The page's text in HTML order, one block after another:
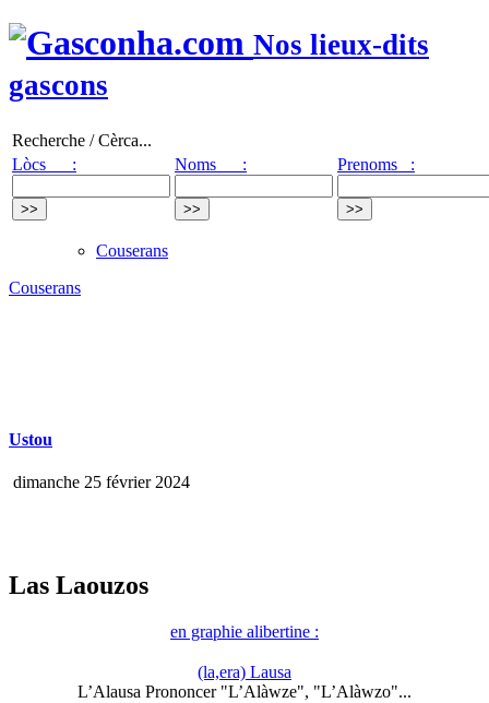
Nos lieux-dits
gascons
Recherche / Cèrca...
Lòcs :
Noms : Prenoms :
Couserans
Couserans
Ustou
dimanche 25 février 2024
Las Laouzos
en graphie alibertine :
(la,era) Lausa
L’Alausa Prononcer "L’Alàwze", "L’Alàwzo"...